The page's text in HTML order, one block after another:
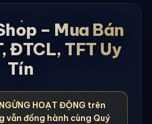
– Mua Bán
ĐTCL, TFT Uy
Tín
NGỪNG HOẠT ĐỘNG trên
vẫn đồng hành cùng Quý